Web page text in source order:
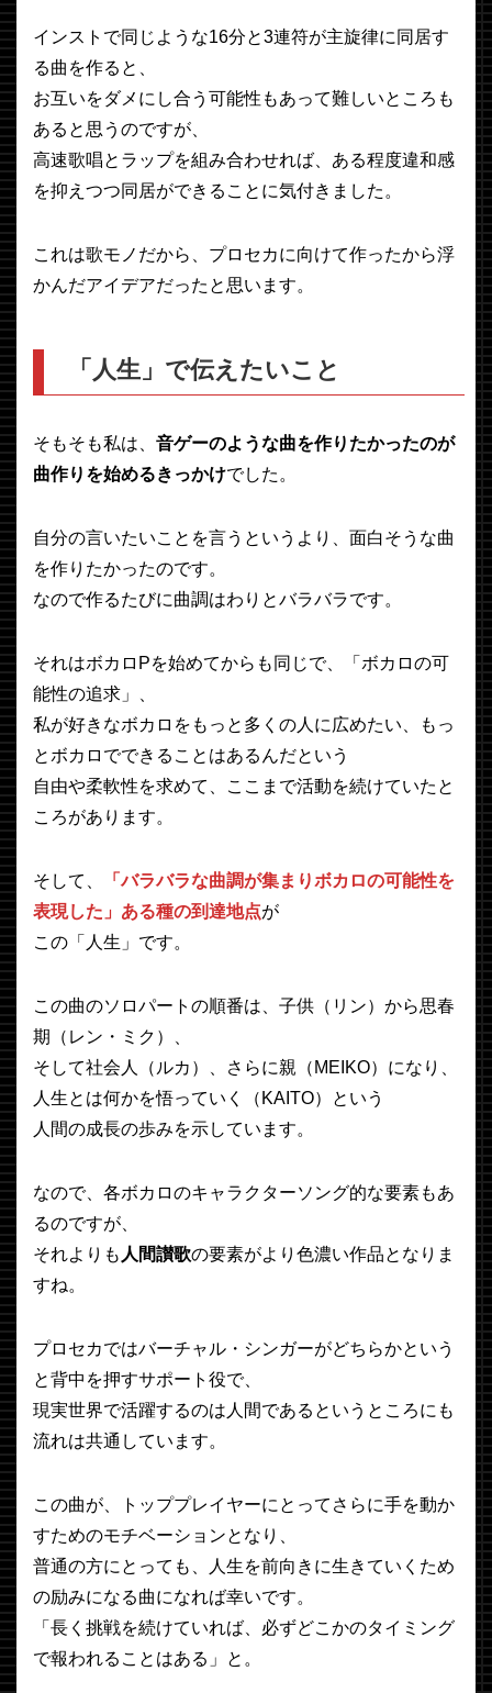
インストで同じような16分と3連符が主旋律に同居す
る曲を作ると、
お互いをダメにし合う可能性もあって難しいところも
あると思うのですが、
高速歌唱とラップを組み合わせれば、ある程度違和感
を抑えつつ同居ができることに気付きました。
これは歌モノだから、プロセカに向けて作ったから浮
かんだアイデアだったと思います。
「人生」で伝えたいこと
そもそも私は、 音ゲーのような曲を作りたかったのが
曲作りを始めるきっかけでした。
自分の言いたいことを言うというより、面白そうな曲
を作りたかったのです。
なので作るたびに曲調はわりとバラバラです。
それはボカロPを始めてからも同じで、「ボカロの可
能性の追求」、
私が好きなボカロをもっと多くの人に広めたい、もっ
とボカロでできることはあるんだという
自由や柔軟性を求めて、ここまで活動を続けていたと
ころがあります。
そして、
「バラバラな曲調が集まりボカロの可能性を
表現した」ある種の到達地点が
この「人生」です。
この曲のソロパートの順番は、子供（リン）から思春
期（レン・ミク）、
そして社会人（ルカ）、さらに親（MEIKO）になり、
人生とは何かを悟っていく（KAITO）という
人間の成長の歩みを示しています。
なので、各ボカロのキャラクターソング的な要素もあ
るのですが、
それよりも 人間讃歌の要素がより色濃い作品となりま
すね。
プロセカではバーチャル・シンガーがどちらかという
と背中を押すサポート役で、
現実世界で活躍するのは人間であるというところにも
流れは共通しています。
この曲が、トッププレイヤーにとってさらに手を動か
すためのモチベーションとなり、
普通の方にとっても、人生を前向きに生きていくため
の励みになる曲になれば幸いです。
「長く挑戦を続けていれば、必ずどこかのタイミング
で報われることはある」と。